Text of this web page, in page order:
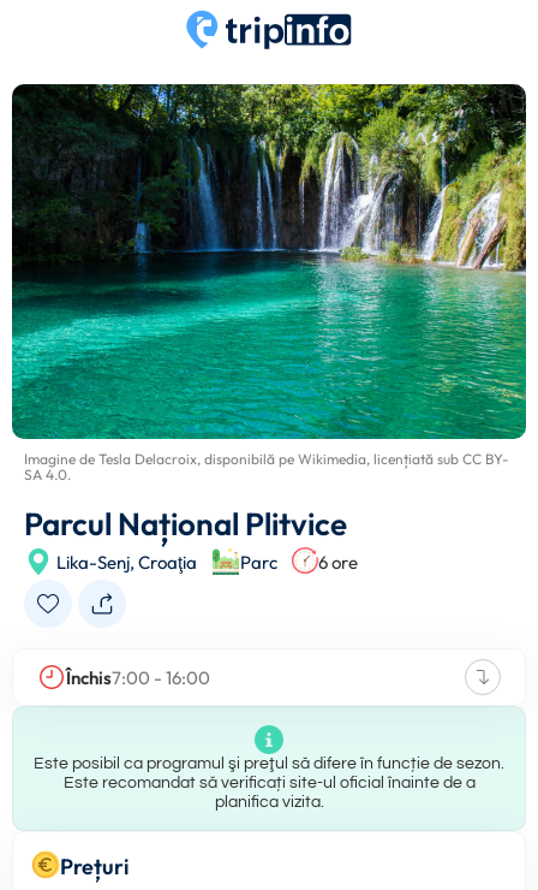
Imagine de Tesla Delacroix, disponibilă pe Wikimedia, licențiată sub CC BY-
SA 4.0.
Parcul Național Plitvice
Lika-Senj, Croaţia Parc 6 ore
Închis7:00 - 16:00
Este posibil ca programul şi preţul să difere în funcție de sezon.
Este recomandat să verificați site-ul oficial înainte de a
planifica vizita.
Prețuri